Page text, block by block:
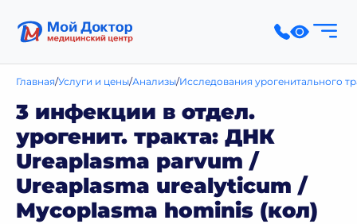
Главная Услуги и цены Анализы Исследования урогенитального
3 инфекции в отдел.
урогенит. тракта: ДНК
Ureaplasma parvum /
Ureaplasma urealyticum /
Mycoplasma hominis (кол)